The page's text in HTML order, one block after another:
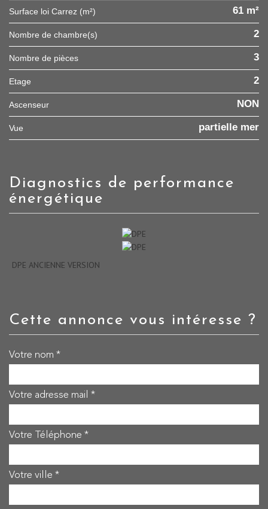
Surface loi Carrez (m²) 61 m²
Nombre de chambre(s) 2
Nombre de pièces 3
Etage 2
Ascenseur NON
Vue partielle mer
diagnostics de performance
énergétique
DPE ANCIENNE VERSION
cette annonce vous intéresse ?
Votre nom *
Votre adresse mail *
Votre Téléphone *
Votre ville *